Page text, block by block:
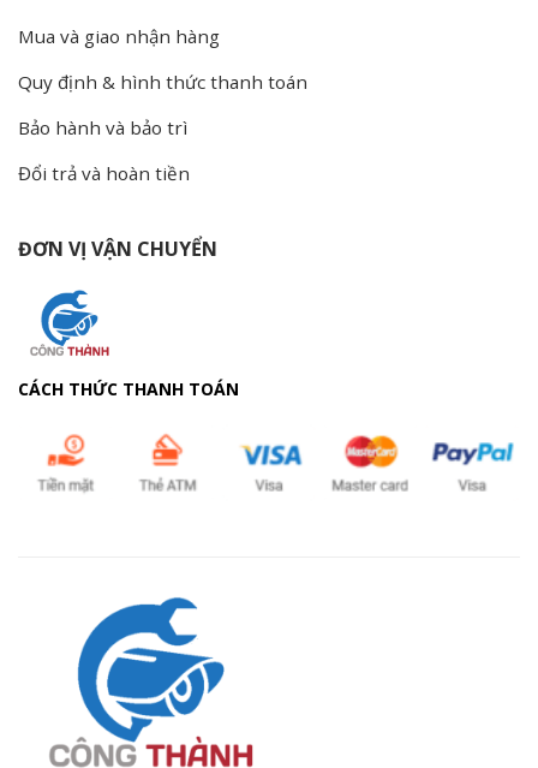
Mua và giao nhận hàng
Quy định & hình thức thanh toán
Bảo hành và bảo trì
Đổi trả và hoàn tiền
ĐƠN VỊ VẬN CHUYỂN
CÁCH THỨC THANH TOÁN